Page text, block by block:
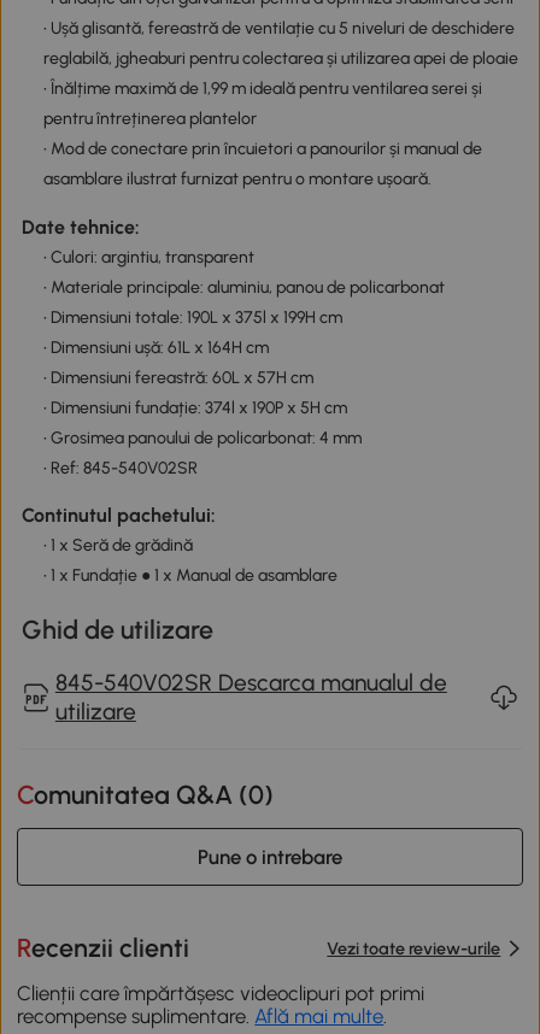
• Ușă glisantă, fereastră de ventilație cu 5 niveluri de deschidere
reglabilă, jgheaburi pentru colectarea și utilizarea apei de ploaie
• Înălțime maximă de 1,99 m ideală pentru ventilarea serei și
pentru întreținerea plantelor
• Mod de conectare prin încuietori a panourilor și manual de
asamblare ilustrat furnizat pentru o montare ușoară.
Date tehnice:
• Culori: argintiu, transparent
• Materiale principale: aluminiu, panou de policarbonat
• Dimensiuni totale: 190L x 375l x 199H cm
• Dimensiuni ușă: 61L x 164H cm
• Dimensiuni fereastră: 60L x 57H cm
• Dimensiuni fundație: 374l x 190P x 5H cm
• Grosimea panoului de policarbonat: 4 mm
• Ref: 845-540V02SR
Continutul pachetului:
• 1 x Seră de grădină
• 1 x Fundație ● 1 x Manual de asamblare
Ghid de utilizare
845-540V02SR Descarca manualul de
utilizare
Comunitatea Q&A (0)
Pune o intrebare
Recenzii clienti Vezi toate review-urile
Clienții care împărtășesc videoclipuri pot primi
recompense suplimentare. Află mai multe